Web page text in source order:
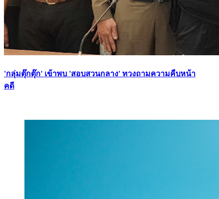
'กลุ่มตุ๊กตุ๊ก' เข้าพบ 'สอบสวนกลาง' ทวงถามความคืบหน้า
คดี